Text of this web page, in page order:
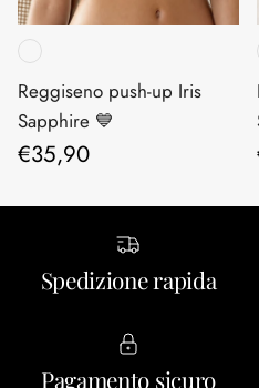
Reggiseno push-up Iris
Sapphire 💙
Prezzo normale
€35,90
Spedizione rapida
Pagamento sicuro